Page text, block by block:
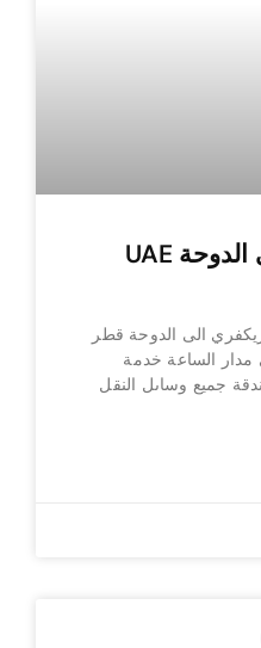
سطحة الامارات الى الدوحة UAE
الى الدوحة قطر
مدار الساعة خدمة
جميع وساىل النقل